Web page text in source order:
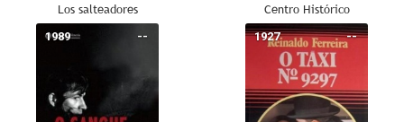
Los salteadores Centro Histórico
--
1989 --
1927